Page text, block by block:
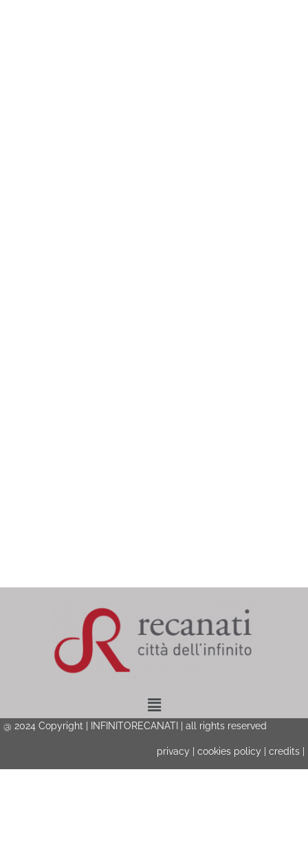
Menu
@ 2024 Copyright | INFINITORECANATI | all rights reserved
privacy cookies policy credits